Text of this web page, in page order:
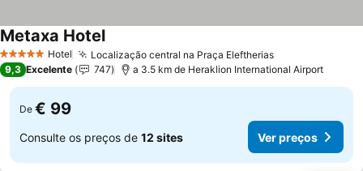
5 Estrelas Hotel Localização central na Praça Eleftherias
Metaxa Hotel
9,3 Excelente 747 a 3.5 km de Heraklion International Airport
De € 99
Consulte os preços de 12 sites Ver preços